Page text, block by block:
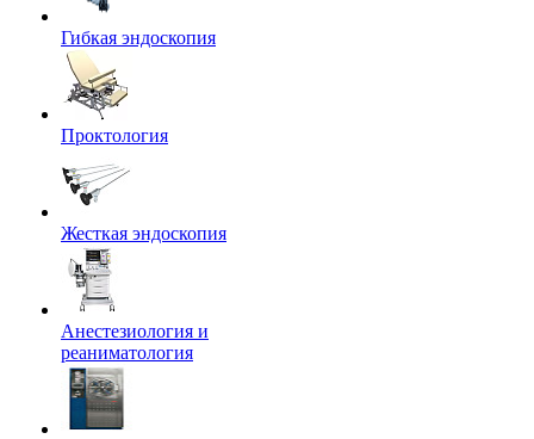
Гибкая эндоскопия
Проктология
Жесткая эндоскопия
Анестезиология и
реаниматология